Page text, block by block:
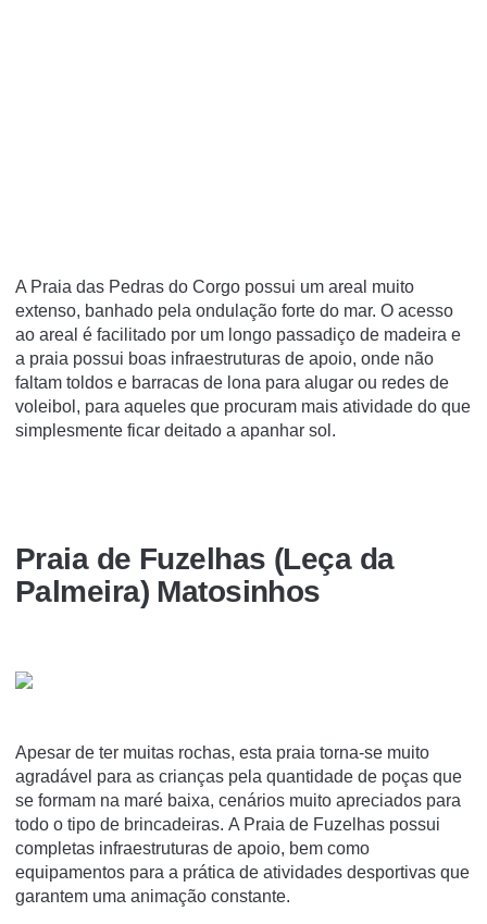
A Praia das Pedras do Corgo possui um areal muito
extenso, banhado pela ondulação forte do mar. O acesso
ao areal é facilitado por um longo passadiço de madeira e
a praia possui boas infraestruturas de apoio, onde não
faltam toldos e barracas de lona para alugar ou redes de
voleibol, para aqueles que procuram mais atividade do que
simplesmente ficar deitado a apanhar sol.
Praia de Fuzelhas (Leça da
Palmeira) Matosinhos
Apesar de ter muitas rochas, esta praia torna-se muito
agradável para as crianças pela quantidade de poças que
se formam na maré baixa, cenários muito apreciados para
todo o tipo de brincadeiras. A Praia de Fuzelhas possui
completas infraestruturas de apoio, bem como
equipamentos para a prática de atividades desportivas que
garantem uma animação constante.